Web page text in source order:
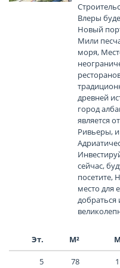
Влеры
Новый
Мили
моря,
древней
город
является
Ривьеры,
сейчас,
посетите,
место для
добраться
Эт. М²
5 78 1